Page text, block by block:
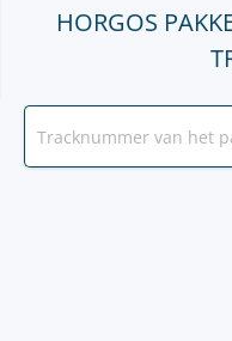
HORGOS